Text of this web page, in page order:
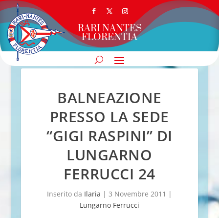
RARI NANTES
FLORENTIA
BALNEAZIONE
PRESSO LA SEDE
“GIGI RASPINI” DI
LUNGARNO
FERRUCCI 24
Inserito da Ilaria | 3 Novembre 2011 |
Lungarno Ferrucci